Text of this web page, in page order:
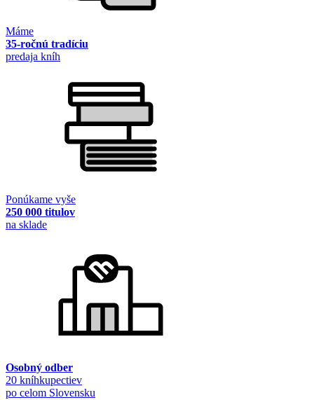
Máme
35-ročnú tradíciu
predaja kníh
Ponúkame vyše
250 000 titulov
na sklade
Osobný odber
20 kníhkupectiev
po celom Slovensku